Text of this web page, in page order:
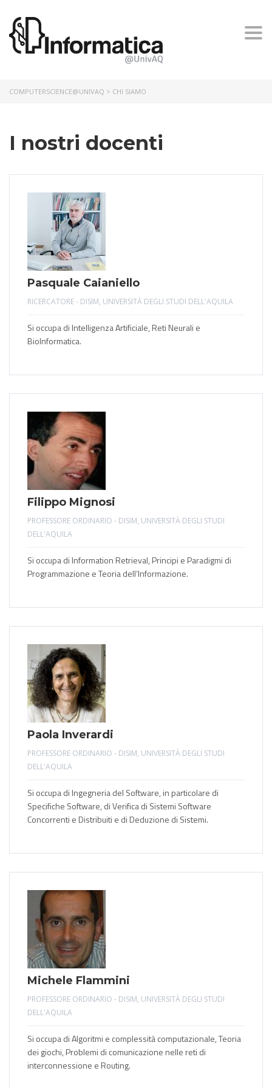
COMPUTERSCIENCE@UNIVAQ > CHI SIAMO
I nostri docenti
Pasquale Caianiello
RICERCATORE - DISIM, UNIVERSITÀ DEGLI STUDI DELL'AQUILA
Si occupa di Intelligenza Artificiale, Reti Neurali e
BioInformatica.
Filippo Mignosi
PROFESSORE ORDINARIO - DISIM, UNIVERSITÀ DEGLI STUDI
DELL'AQUILA
Si occupa di Information Retrieval, Principi e Paradigmi di
Programmazione e Teoria dell’Informazione.
Paola Inverardi
PROFESSORE ORDINARIO - DISIM, UNIVERSITÀ DEGLI STUDI
DELL'AQUILA
Si occupa di Ingegneria del Software, in particolare di
Specifiche Software, di Verifica di Sistemi Software
Concorrenti e Distribuiti e di Deduzione di Sistemi.
Michele Flammini
PROFESSORE ORDINARIO - DISIM, UNIVERSITÀ DEGLI STUDI
DELL'AQUILA
Si occupa di Algoritmi e complessità computazionale, Teoria
dei giochi, Problemi di comunicazione nelle reti di
interconnessione e Routing.